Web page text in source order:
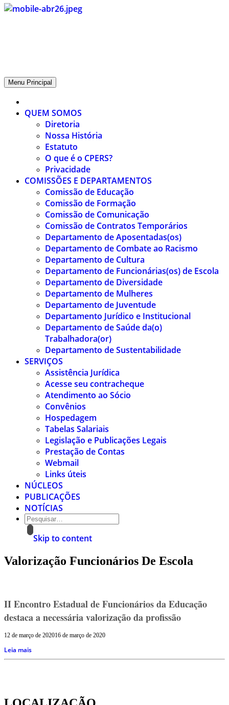
CPERS – Sindicato
CPERS – Sindicato dos Professores e Funcionários de escola do
Menu Principal
QUEM SOMOS
Diretoria
Nossa História
Estatuto
O que é o CPERS?
Privacidade
COMISSÕES E DEPARTAMENTOS
Comissão de Educação
Comissão de Formação
Comissão de Comunicação
Comissão de Contratos Temporários
Departamento de Aposentadas(os)
Departamento de Combate ao Racismo
Departamento de Cultura
Departamento de Funcionárias(os) de Escola
Departamento de Diversidade
Departamento de Mulheres
Departamento de Juventude
Departamento Jurídico e Institucional
Departamento de Saúde da(o)
Trabalhadora(or)
Departamento de Sustentabilidade
SERVIÇOS
Assistência Jurídica
Acesse seu contracheque
Atendimento ao Sócio
Convênios
Hospedagem
Tabelas Salariais
Legislação e Publicações Legais
Prestação de Contas
Webmail
Links úteis
NÚCLEOS
PUBLICAÇÕES
NOTÍCIAS
Skip to content
Valorização Funcionários De Escola
II Encontro Estadual de Funcionários da Educação
destaca a necessária valorização da profissão
12 de março de 202016 de março de 2020
Leia mais